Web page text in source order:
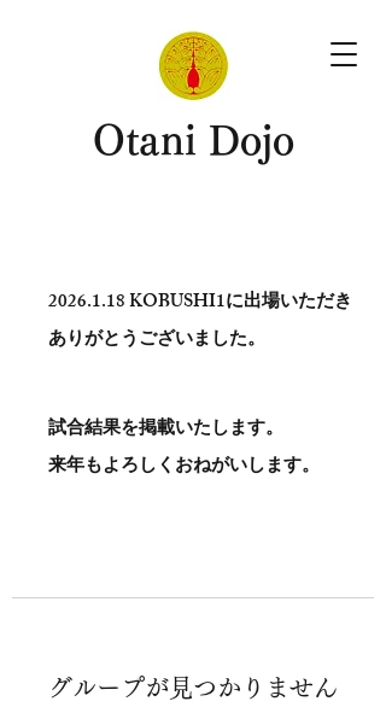
​Otani Dojo
2026.1.18KOBUSHI1に出場いただき
ありがとう​ございました。
試合結果を掲載いたします。
​来年もよろしくおねがいします。
グループが見つかりません